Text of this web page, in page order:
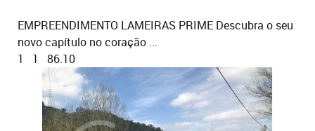
EMPREENDIMENTO LAMEIRAS PRIME Descubra o seu
novo capítulo no coração ...
1
1 86.10